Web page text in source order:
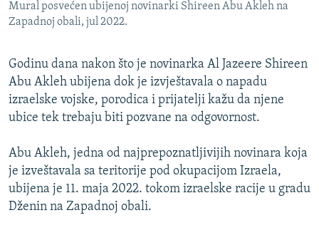
POPLAVE I KLIZIŠTA U BIH 2024.
POST SCRIPTUM
MOJA EVROPA
TRI DECENIJE OD RATA U BIH
NASTANAK I RASPAD JUGOSLAVIJE
Mural posvećen ubijenoj novinarki Shireen Abu Akleh na
Zapadnoj obali, jul 2022.
Godinu dana nakon što je novinarka Al Jazeere Shireen
Abu Akleh ubijena dok je izvještavala o napadu
izraelske vojske, porodica i prijatelji kažu da njene
ubice tek trebaju biti pozvane na odgovornost.
Abu Akleh, jedna od najprepoznatljivijih novinara koja
je izveštavala sa teritorije pod okupacijom Izraela,
ubijena je 11. maja 2022. tokom izraelske racije u gradu
Dženin na Zapadnoj obali.